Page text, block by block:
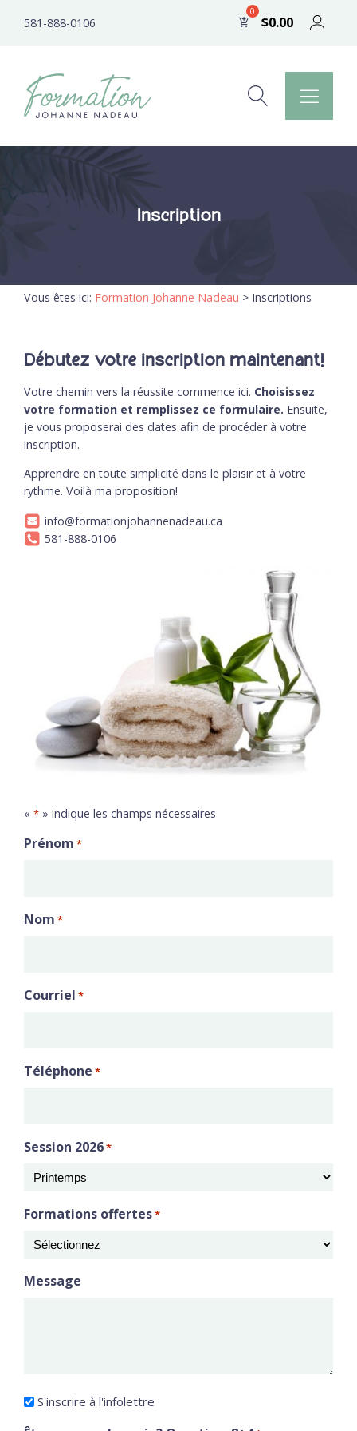
581-888-0106 $0.00
Inscription
Vous êtes ici: Formation Johanne Nadeau > Inscriptions
Débutez votre inscription maintenant!
Votre chemin vers la réussite commence ici. Choisissez
votre formation et remplissez ce formulaire. Ensuite,
je vous proposerai des dates afin de procéder à votre
inscription.
Apprendre en toute simplicité dans le plaisir et à votre
rythme. Voilà ma proposition!
info@formationjohannenadeau.ca
581-888-0106
« * » indique les champs nécessaires
Prénom *
Nom *
Courriel *
Téléphone *
Session 2026*
Formations offertes*
Message
Infolettre
S'inscrire à l'infolettre